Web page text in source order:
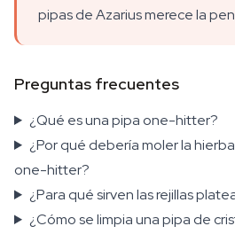
pipas de Azarius merece la
Preguntas frecuentes
¿Qué es una pipa one-hitter?
¿Por qué debería moler la
one-hitter?
¿Para qué sirven las rejillas
¿Cómo se limpia una pipa de